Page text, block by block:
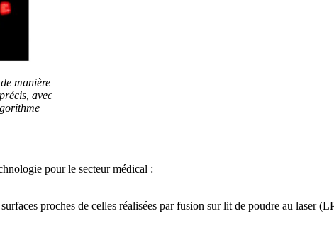
manière
avec
pour le secteur médical :
proches de celles réalisées par fusion sur lit de poudre au laser